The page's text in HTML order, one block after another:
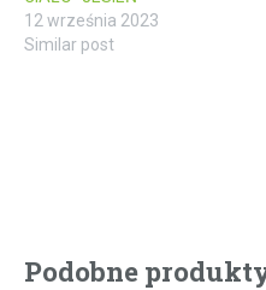
12 września 2023
Similar post
Podobne